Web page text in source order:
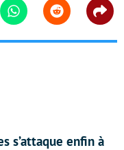
WhatsappReddit
s’attaque enfin à